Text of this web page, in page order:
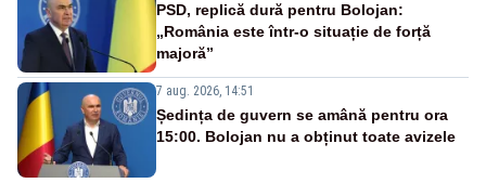
PSD, replică dură pentru Bolojan:
„România este într-o situație de forță
majoră”
7 aug. 2026, 14:51
Ședința de guvern se amână pentru ora
15:00. Bolojan nu a obținut toate avizele